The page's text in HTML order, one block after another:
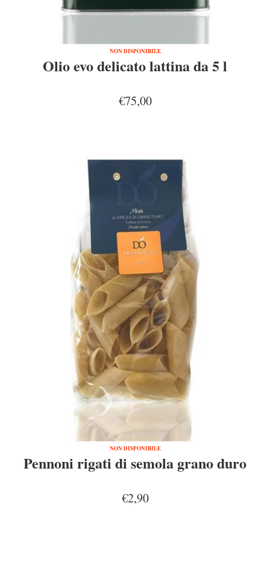
NON DISPONIBILE
Olio evo delicato lattina da 5 l
€75,00
NON DISPONIBILE
Pennoni rigati di semola grano duro
€2,90